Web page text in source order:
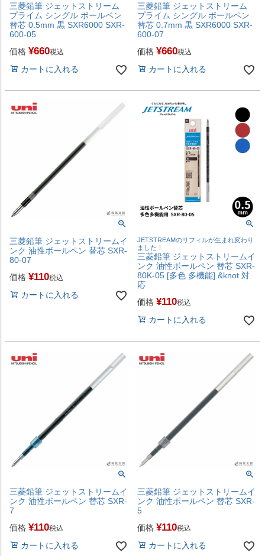
三菱鉛筆 ジェットストリーム
プライム シングル ボールペン
替芯 0.5mm 黒 SXR6000 SXR-
600-05
価格 ¥660税込
カートに入れる
三菱鉛筆 ジェットストリーム
プライム シングル ボールペン
替芯 0.7mm 黒 SXR6000 SXR-
600-07
価格 ¥660税込
カートに入れる
三菱鉛筆 ジェットストリームイ
ンク 油性ボールペン 替芯 SXR-
80-07
価格 ¥110税込
カートに入れる
JETSTREAMのリフィルが生まれ変わり
ました！
三菱鉛筆 ジェットストリームイ
ンク 油性ボールペン 替芯 SXR-
80K-05 [多色 多機能] &knot 対
応
価格 ¥110税込
カートに入れる
三菱鉛筆 ジェットストリームイ
ンク 油性ボールペン 替芯 SXR-
7
価格 ¥110税込
カートに入れる
三菱鉛筆 ジェットストリームイ
ンク 油性ボールペン 替芯 SXR-
5
価格 ¥110税込
カートに入れる